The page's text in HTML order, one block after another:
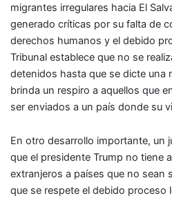
migrantes irregulares hacia El
generado críticas por su falta de
derechos humanos y el debido
Tribunal establece que no se
detenidos hasta que se dicte una
brinda un respiro a aquellos que
ser enviados a un país donde su
En otro desarrollo importante, un
que el presidente Trump no tiene
extranjeros a países que no sean
que se respete el debido proceso